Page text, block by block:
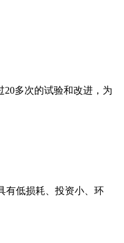
多次的试验和改进，为
有低损耗、投资小、环